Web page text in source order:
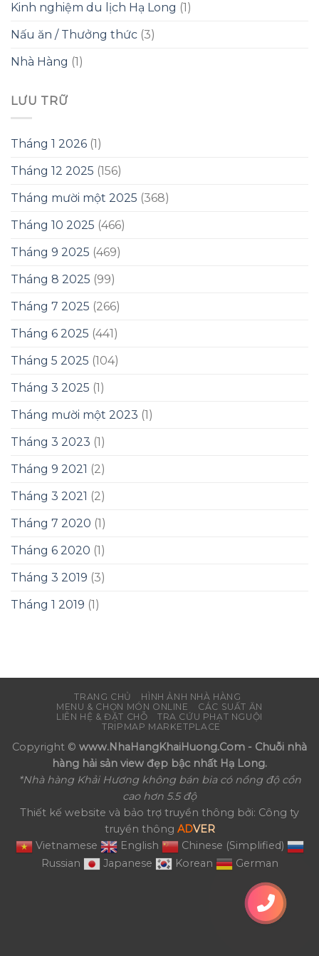
Kinh nghiệm du lịch Hạ Long (1)
Nấu ăn / Thưởng thức (3)
Nhà Hàng (1)
LƯU TRỮ
Tháng 1 2026 (1)
Tháng 12 2025 (156)
Tháng mười một 2025 (368)
Tháng 10 2025 (466)
Tháng 9 2025 (469)
Tháng 8 2025 (99)
Tháng 7 2025 (266)
Tháng 6 2025 (441)
Tháng 5 2025 (104)
Tháng 3 2025 (1)
Tháng mười một 2023 (1)
Tháng 3 2023 (1)
Tháng 9 2021 (2)
Tháng 3 2021 (2)
Tháng 7 2020 (1)
Tháng 6 2020 (1)
Tháng 3 2019 (3)
Tháng 1 2019 (1)
TRANG CHỦ
HÌNH ẢNH NHÀ HÀNG
MENU & CHỌN MÓN ONLINE
CÁC SUẤT ĂN
LIÊN HỆ & ĐẶT CHỖ
TRA CỨU PHẠT NGUỘI
TRIPMAP MARKETPLACE
Copyright © www.NhaHangKhaiHuong.Com - Chuỗi nhà
hàng hải sản view đẹp bậc nhất Hạ Long.
*Nhà hàng Khải Hương không bán bia có nồng độ cồn
cao hơn 5.5 độ
Thiết kế website và bảo trợ truyền thông bởi: Công ty
truyền thông ADVER
Vietnamese
English
Chinese (Simplified)
Russian
Japanese Korean German